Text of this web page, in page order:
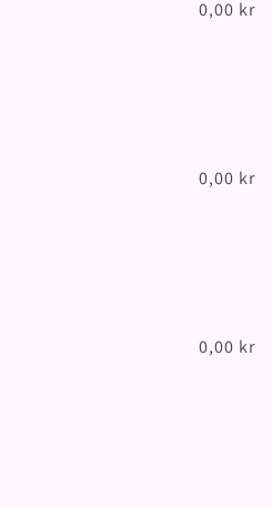
0,00 kr
0,00 kr
0,00 kr